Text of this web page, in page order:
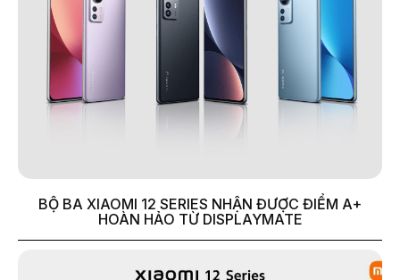
BỘ BA XIAOMI 12 SERIES NHẬN ĐƯỢC ĐIỂM A+
HOÀN HẢO TỪ DISPLAYMATE